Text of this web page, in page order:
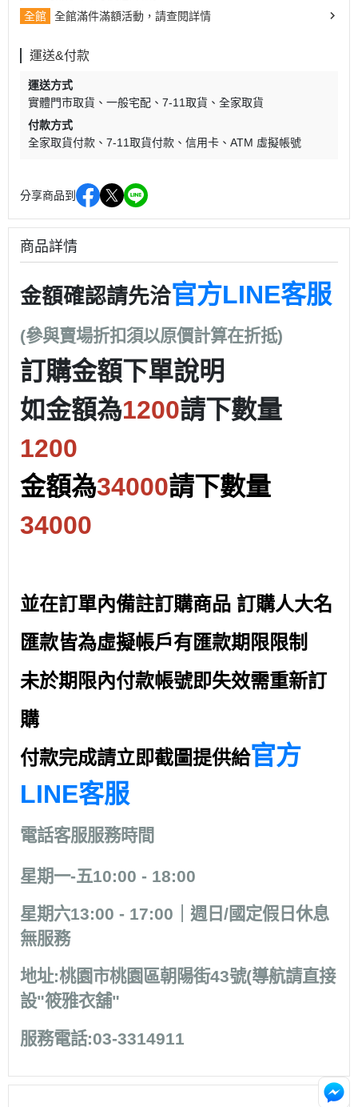
全館 全館滿件滿額活動，請查閱詳情
運送&付款
運送方式
實體門市取貨
一般宅配 7-11取貨
全家取貨
付款方式
全家取貨付款
7-11取貨付款 信用卡 ATM 虛擬帳號
分享商品到
商品詳情
金額確認請先洽官方LINE客服
(參與賣場折扣須以原價計算在折抵)
訂購金額下單說明
如金額為1200請下數量
1200
金額為34000請下數量
34000
並在訂單內備註訂購商品 訂購人大名
匯款皆為虛擬帳戶有匯款期限限制
未於期限內付款帳號即失效需重新訂
購
付款完成請立即截圖提供給官方
LINE客服
電話客服服務時間
星期一-五10:00 - 18:00
星期六13:00 - 17:00｜週日/國定假日休息
無服務
地址:桃園市桃園區朝陽街43號(導航請直接
設"筱雅衣舖"
服務電話:03-3314911